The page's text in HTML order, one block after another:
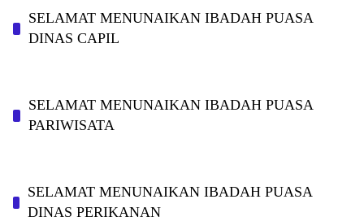
SELAMAT MENUNAIKAN IBADAH PUASA
DINAS CAPIL
SELAMAT MENUNAIKAN IBADAH PUASA
PARIWISATA
SELAMAT MENUNAIKAN IBADAH PUASA
DINAS PERIKANAN